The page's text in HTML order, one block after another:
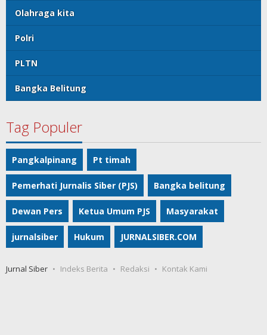
Olahraga kita
Polri
PLTN
Bangka Belitung
Tag Populer
Pangkalpinang Pt timah
Pemerhati Jurnalis Siber (PJS) Bangka belitung
Dewan Pers Ketua Umum PJS Masyarakat
jurnalsiber Hukum JURNALSIBER.COM
Jurnal Siber Indeks Berita Redaksi Kontak Kami